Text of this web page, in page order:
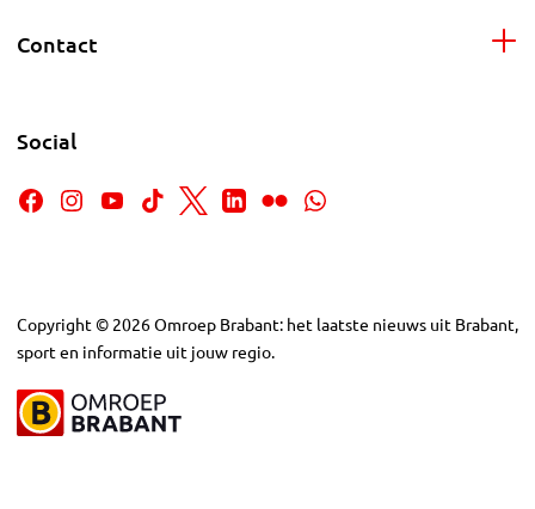
Contact
Social
Copyright © 2026Omroep Brabant: het laatste nieuws uit Brabant,
sport en informatie uit jouw regio.